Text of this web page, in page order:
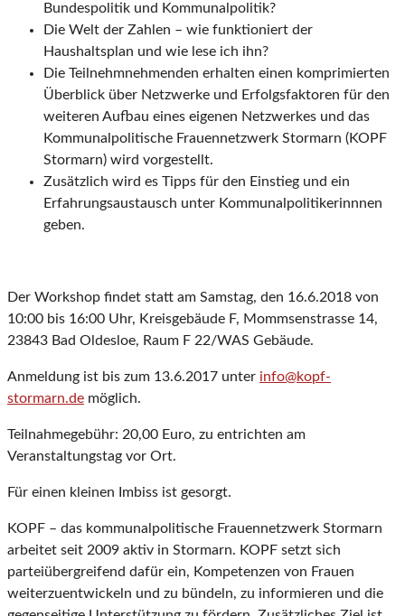
Bundespolitik und Kommunalpolitik?
Die Welt der Zahlen – wie funktioniert der
Haushaltsplan und wie lese ich ihn?
Die Teilnehmnehmenden erhalten einen komprimierten
Überblick über Netzwerke und Erfolgsfaktoren für den
weiteren Aufbau eines eigenen Netzwerkes und das
Kommunalpolitische Frauennetzwerk Stormarn (KOPF
Stormarn) wird vorgestellt.
Zusätzlich wird es Tipps für den Einstieg und ein
Erfahrungsaustausch unter Kommunalpolitikerinnnen
geben.
Der Workshop findet statt am Samstag, den 16.6.2018 von
10:00 bis 16:00 Uhr, Kreisgebäude F, Mommsenstrasse 14,
23843 Bad Oldesloe, Raum F 22/WAS Gebäude.
Anmeldung ist bis zum 13.6.2017 unter info@kopf-
stormarn.de möglich.
Teilnahmegebühr: 20,00 Euro, zu entrichten am
Veranstaltungstag vor Ort.
Für einen kleinen Imbiss ist gesorgt.
KOPF – das kommunalpolitische Frauennetzwerk Stormarn
arbeitet seit 2009 aktiv in Stormarn. KOPF setzt sich
parteiübergreifend dafür ein, Kompetenzen von Frauen
weiterzuentwickeln und zu bündeln, zu informieren und die